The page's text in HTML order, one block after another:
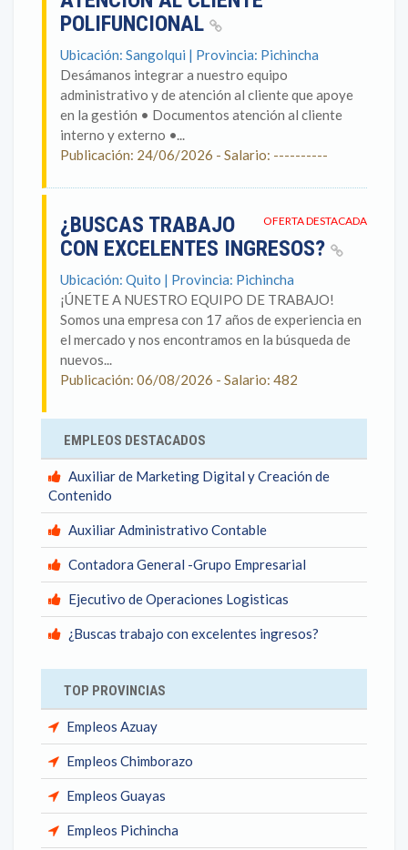
POLIFUNCIONAL
Ubicación: Sangolqui | Provincia: Pichincha
Desámanos integrar a nuestro equipo
administrativo y de atención al cliente que apoye
en la gestión • Documentos atención al cliente
interno y externo •...
Publicación: 24/06/2026 - Salario: ----------
OFERTA DESTACADA
¿BUSCAS TRABAJO
CON EXCELENTES INGRESOS?
Ubicación: Quito | Provincia: Pichincha
¡ÚNETE A NUESTRO EQUIPO DE TRABAJO!
Somos una empresa con 17 años de experiencia en
el mercado y nos encontramos en la búsqueda de
nuevos...
Publicación: 06/08/2026 - Salario: 482
EMPLEOS DESTACADOS
Auxiliar de Marketing Digital y Creación de
Contenido
Auxiliar Administrativo Contable
Contadora General -Grupo Empresarial
Ejecutivo de Operaciones Logisticas
¿Buscas trabajo con excelentes ingresos?
TOP PROVINCIAS
Empleos Azuay
Empleos Chimborazo
Empleos Guayas
Empleos Pichincha